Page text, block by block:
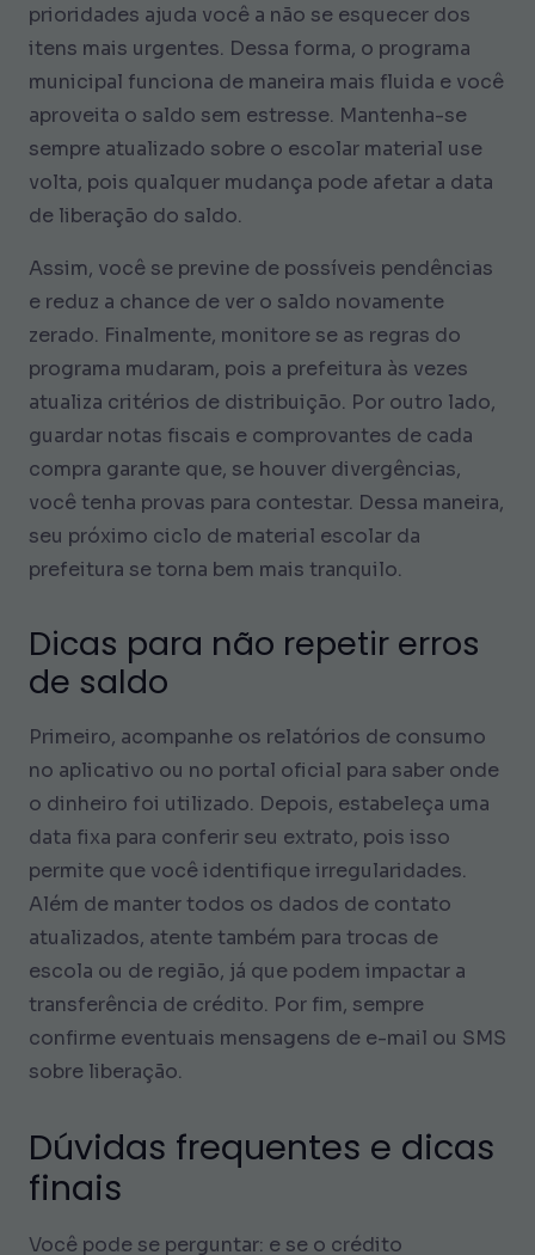
prioridades ajuda você a não se esquecer dos
itens mais urgentes. Dessa forma, o programa
municipal funciona de maneira mais fluida e você
aproveita o saldo sem estresse. Mantenha-se
sempre atualizado sobre o escolar material use
volta, pois qualquer mudança pode afetar a data
de liberação do saldo.
Assim, você se previne de possíveis pendências
e reduz a chance de ver o saldo novamente
zerado. Finalmente, monitore se as regras do
programa mudaram, pois a prefeitura às vezes
atualiza critérios de distribuição. Por outro lado,
guardar notas fiscais e comprovantes de cada
compra garante que, se houver divergências,
você tenha provas para contestar. Dessa maneira,
seu próximo ciclo de material escolar da
prefeitura se torna bem mais tranquilo.
Dicas para não repetir erros
de saldo
Primeiro, acompanhe os relatórios de consumo
no aplicativo ou no portal oficial para saber onde
o dinheiro foi utilizado. Depois, estabeleça uma
data fixa para conferir seu extrato, pois isso
permite que você identifique irregularidades.
Além de manter todos os dados de contato
atualizados, atente também para trocas de
escola ou de região, já que podem impactar a
transferência de crédito. Por fim, sempre
confirme eventuais mensagens de e-mail ou SMS
sobre liberação.
Dúvidas frequentes e dicas
finais
Você pode se perguntar: e se o crédito